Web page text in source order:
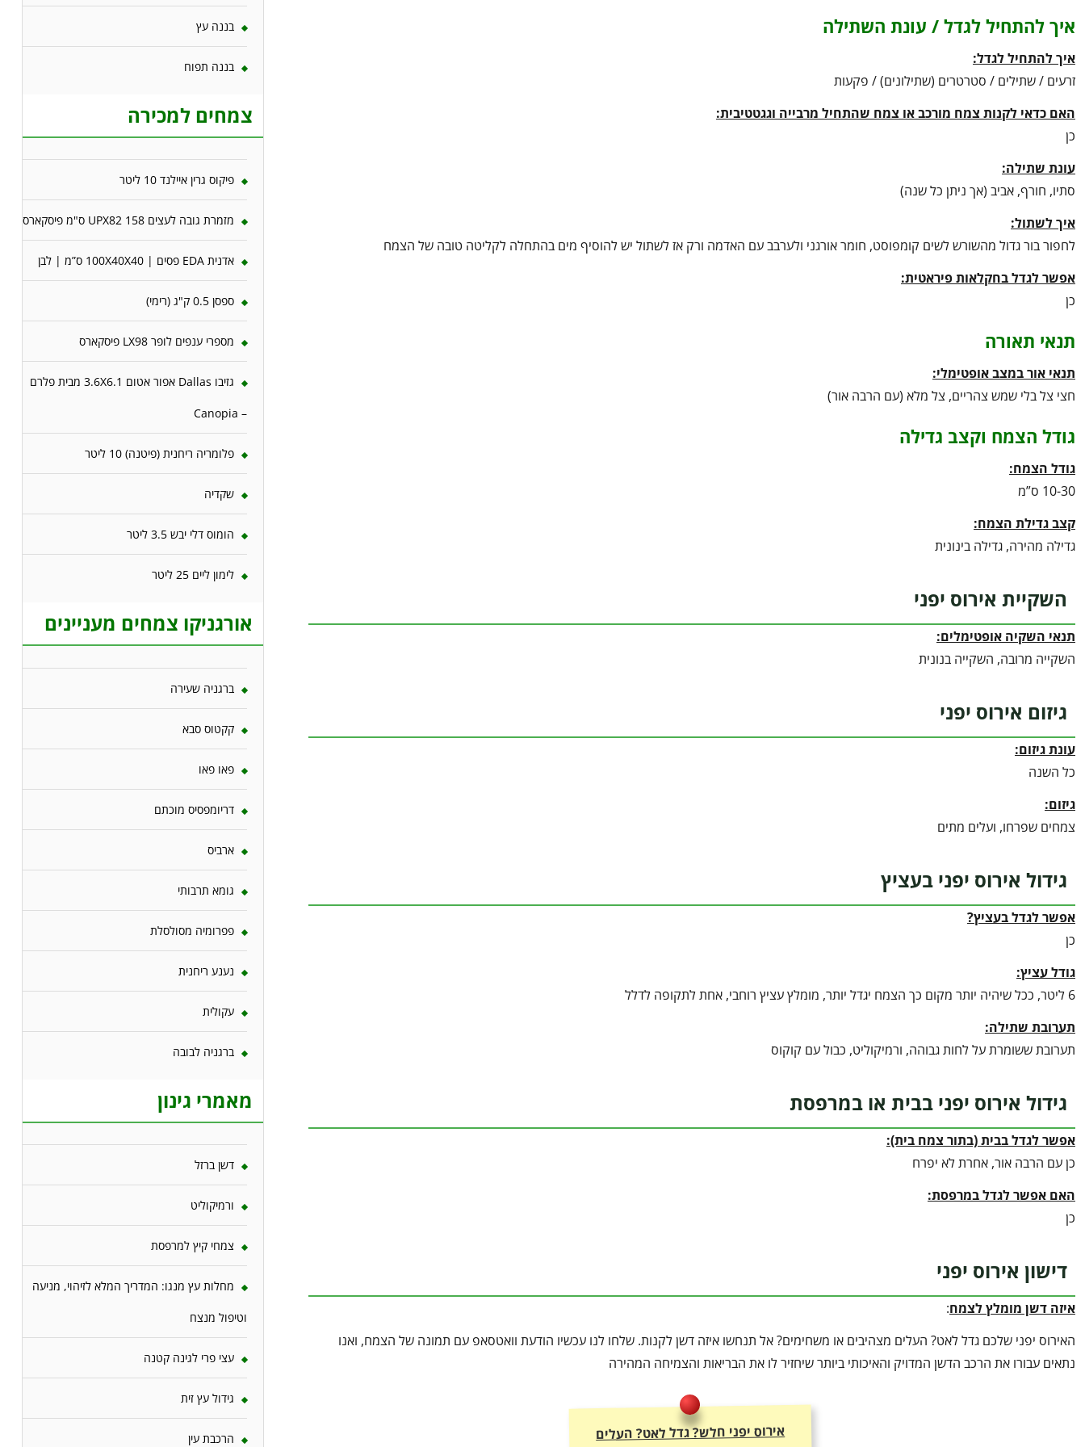
איך להתחיל לגדל / עונת השתילה
איך להתחיל לגדל:
זרעים / שתילים / סטרטרים (שתילונים) / פקעות
האם כדאי לקנות צמח מורכב או צמח שהתחיל מרבייה וגגטטיבית:
כן
עונת שתילה:
סתיו, חורף, אביב (אך ניתן כל שנה)
איך לשתול:
לחפור בור גדול מהשורש לשים קומפוסט, חומר אורגני ולערבב עם האדמה ורק אז לשתול יש להוסיף מים בהתחלה לקליטה טובה של הצמח
אפשר לגדל בחקלאות פיראטית:
כן
תנאי תאורה
תנאי אור במצב אופטימלי:
חצי צל בלי שמש צהריים, צל מלא (עם הרבה אור)
גודל הצמח וקצב גדילה
גודל הצמח:
10-30 ס”מ
קצב גדילת הצמח:
גדילה מהירה, גדילה בינונית
השקיית אירוס יפני
תנאי השקיה אופטימלים:
השקייה מרובה, השקייה בנונית
גיזום אירוס יפני
עונת גיזום:
כל השנה
גיזום:
צמחים שפרחו, ועלים מתים
גידול אירוס יפני בעציץ
אפשר לגדל בעציץ?
כן
גודל עציץ:
6 ליטר, ככל שיהיה יותר מקום כך הצמח יגדל יותר, מומלץ עציץ רוחבי, אחת לתקופה לדלל
תערובת שתילה:
תערובת ששומרת על לחות גבוהה, ורמיקוליט, כבול עם קוקוס
גידול אירוס יפני בבית או במרפסת
אפשר לגדל בבית (בתור צמח בית):
כן עם הרבה אור, אחרת לא יפרח
האם אפשר לגדל במרפסת:
כן
דישון אירוס יפני
איזה דשן מומלץ לצמח:
האירוס יפני שלכם גדל לאט? העלים מצהיבים או משחימים? אל תנחשו איזה דשן לקנות. שלחו לנו עכשיו הודעת וואטסאפ עם תמונה של הצמח, ואנו
נתאים עבורו את הרכב הדשן המדויק והאיכותי ביותר שיחזיר לו את הבריאות והצמיחה המהירה
אירוס יפני חלש? גדל לאט? העלים
בננה עץ
בננה תפוח
צמחים למכירה
פיקוס גרין איילנד 10 ליטר
מזמרת גובה לעצים 158 UPX82 ס"מ פיסקארס
אדנית EDA פסים | 100X40X40 ס”מ | לבן
ספסן 0.5 ק"ג (רימי)
מספרי ענפים לופר LX98 פיסקארס
גזיבו Dallas אפור אטום 3.6X6.1 מבית פלרם
– Canopia
פלומריה ריחנית (פיטנה) 10 ליטר
שקדיה
הומוס דלי יבש 3.5 ליטר
לימון ליים 25 ליטר
אורגניקו צמחים מעניינים
ברגניה שעירה
קקטוס סבא
פאו פאו
דריומפסיס מוכתם
ארביס
גומא תרבותי
פפרומיה מסולסלת
נענע ריחנית
עקולית
ברגניה לבובה
מאמרי גינון
דשן ברזל
ורמיקוליט
צמחי קיץ למרפסת
מחלות עץ מנגו: המדריך המלא לזיהוי, מניעה
וטיפול מנצח
עצי פרי לגינה קטנה
גידול עץ זית
הרכבת עין